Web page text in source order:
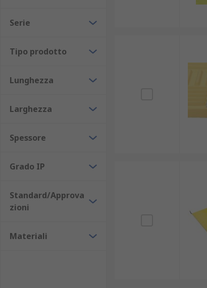
Serie
Tipo prodotto
Lunghezza
Larghezza
Spessore
Grado IP
Standard/Approva
zioni
Materiali